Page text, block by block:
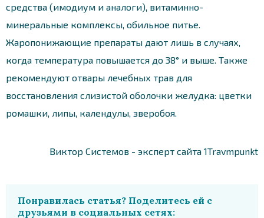
средства (имодиум и аналоги), витаминно-
минеральные комплексы, обильное питье.
Жаропонижающие препараты дают лишь в случаях,
когда температура повышается до 38° и выше. Также
рекомендуют отвары лечебных трав для
восстановления слизистой оболочки желудка: цветки
ромашки, липы, календулы, зверобоя.
Виктор Системов - эксперт сайта 1Travmpunkt
Понравилась статья? Поделитесь ей с
друзьями в социальных сетях: